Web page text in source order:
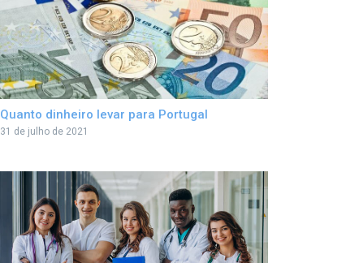
Quanto dinheiro levar para Portugal
31 de julho de 2021